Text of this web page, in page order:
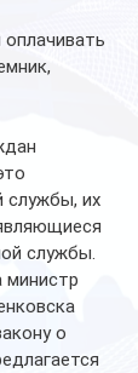
службы, их
службы.
министр
о